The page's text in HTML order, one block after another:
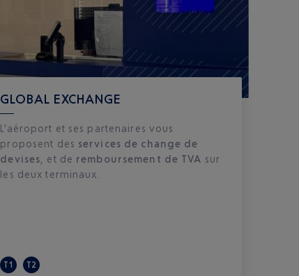
GLOBAL EXCHANGE
L'aéroport et ses partenaires vous
proposent des services de change de
devises , et de remboursement de TVA sur
les deux terminaux. ​
T1 T2